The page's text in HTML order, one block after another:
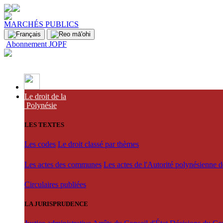
MARCHÉS PUBLICS
Abonnement JOPF
Le droit de la
Polynésie
LES TEXTES
Les codes Le droit classé par thèmes
Les actes des communes Les actes de l'Autorité polynésienne
Circulaires publiées
LA JURISPRUDENCE